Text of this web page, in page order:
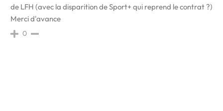
de LFH (avec la disparition de Sport+ qui reprend le contrat ?)
Merci d'avance
0